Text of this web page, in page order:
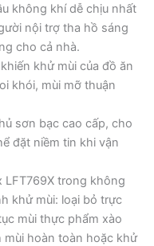
không khí dễ chịu nhất
nội trợ tha hồ sáng
cho cả nhà.
khử mùi của đồ ăn
khói, mùi mỡ thuận
sơn bạc cao cấp, cho
đặt niềm tin khi vận
LFT769X trong không
khử mùi: loại bỏ trực
mùi thực phẩm xào
mùi hoàn toàn hoặc khử